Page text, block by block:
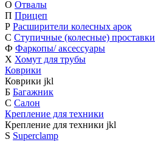
О Отвалы
П Прицеп
Р Расширители колесных арок
С Ступичные (колесные) проставки
Ф Фаркопы/ аксессуары
Х Хомут для трубы
Коврики
Коврики jkl
Б Багажник
С Салон
Крепление для техники
Крепление для техники jkl
S Superclamp